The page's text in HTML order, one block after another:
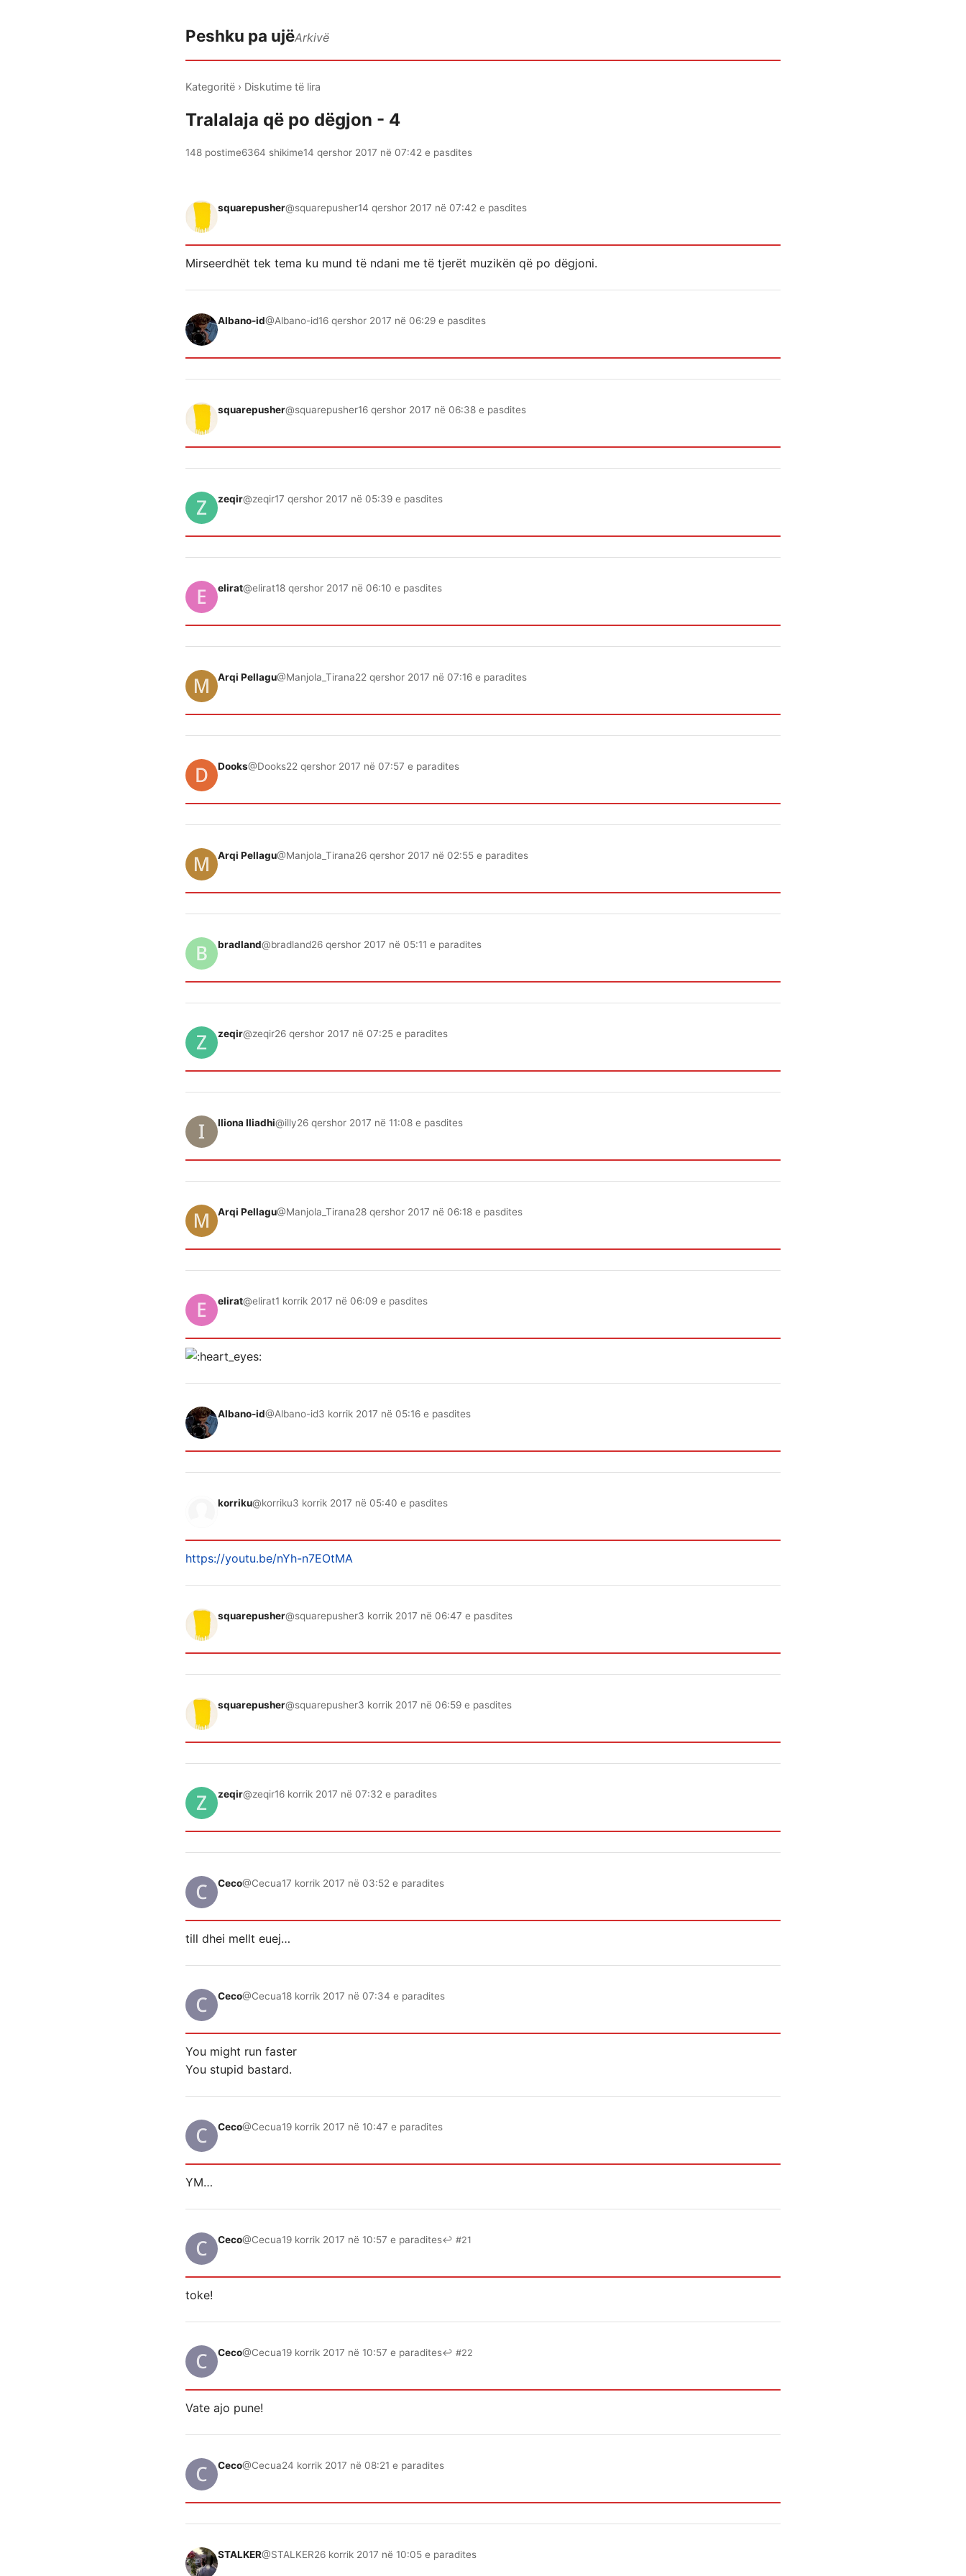
Peshku pa ujëArkivë
Kategoritë › Diskutime të lira
Tralalaja që po dëgjon - 4
148 postime6364 shikime14 qershor 2017 në 07:42 e pasdites
squarepusher@squarepusher14 qershor 2017 në 07:42 e pasdites
Mirseerdhët tek tema ku mund të ndani me të tjerët muzikën që po dëgjoni.
Albano-id@Albano-id16 qershor 2017 në 06:29 e pasdites
squarepusher@squarepusher16 qershor 2017 në 06:38 e pasdites
zeqir@zeqir17 qershor 2017 në 05:39 e pasdites
elirat@elirat18 qershor 2017 në 06:10 e pasdites
Arqi Pellagu@Manjola_Tirana22 qershor 2017 në 07:16 e paradites
Dooks@Dooks22 qershor 2017 në 07:57 e paradites
Arqi Pellagu@Manjola_Tirana26 qershor 2017 në 02:55 e paradites
bradland@bradland26 qershor 2017 në 05:11 e paradites
zeqir@zeqir26 qershor 2017 në 07:25 e paradites
Iliona Iliadhi@illy26 qershor 2017 në 11:08 e pasdites
Arqi Pellagu@Manjola_Tirana28 qershor 2017 në 06:18 e pasdites
elirat@elirat1 korrik 2017 në 06:09 e pasdites
Albano-id@Albano-id3 korrik 2017 në 05:16 e pasdites
korriku@korriku3 korrik 2017 në 05:40 e pasdites
https://youtu.be/nYh-n7EOtMA
squarepusher@squarepusher3 korrik 2017 në 06:47 e pasdites
squarepusher@squarepusher3 korrik 2017 në 06:59 e pasdites
zeqir@zeqir16 korrik 2017 në 07:32 e paradites
Ceco@Cecua17 korrik 2017 në 03:52 e paradites
till dhei mellt euej…
Ceco@Cecua18 korrik 2017 në 07:34 e paradites
You might run faster
You stupid bastard.
Ceco@Cecua19 korrik 2017 në 10:47 e paradites
YM…
Ceco@Cecua19 korrik 2017 në 10:57 e paradites↩ #21
toke!
Ceco@Cecua19 korrik 2017 në 10:57 e paradites↩ #22
Vate ajo pune!
Ceco@Cecua24 korrik 2017 në 08:21 e paradites
STALKER@STALKER26 korrik 2017 në 10:05 e paradites